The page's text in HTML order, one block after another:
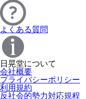
よくある質問
日晃堂について
会社概要
プライバシーポリシー
利用規約
反社会的勢力対応規程